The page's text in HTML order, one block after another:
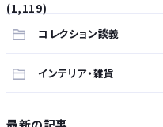
(1,119)
コレクション談義
インテリア・雑貨